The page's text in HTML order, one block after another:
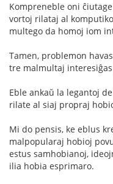
Kompreneble oni
vortoj rilataj al
multego da homoj iom
Tamen, problemon
tre malmultaj
Eble ankaŭ la legantoj
rilate al siaj propraj
Mi do pensis, ke eblus
malpopularaj hobioj
estus samhobianoj,
ilia hobia esprimaro.